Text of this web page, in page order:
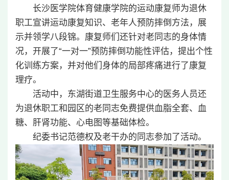
长沙医学院体育健康学院的运动康复师为退休
职工宣讲运动康复知识、老年人预防摔倒方法，展
示并领学八段锦。康复师们还针对老同志的身体情
况，开展了“一对一”预防摔倒功能性评估，提出个性
化训练方案，并对他们身体的局部疼痛进行了康复
理疗。
活动中，东湖街道卫生服务中心的医务人员还
为退休职工和园区的老同志免费提供血脂全套、血
糖、肝肾功能、心电图等基础体检。
纪委书记范德权及老干办的同志参加了活动。